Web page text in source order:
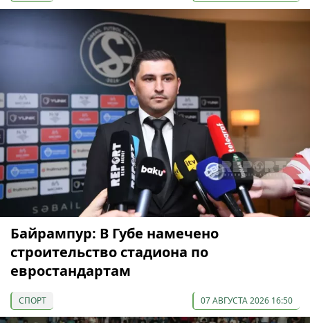
Байрампур: В Губе намечено
строительство стадиона по
евростандартам
СПОРТ 07 АВГУСТА 2026 16:50